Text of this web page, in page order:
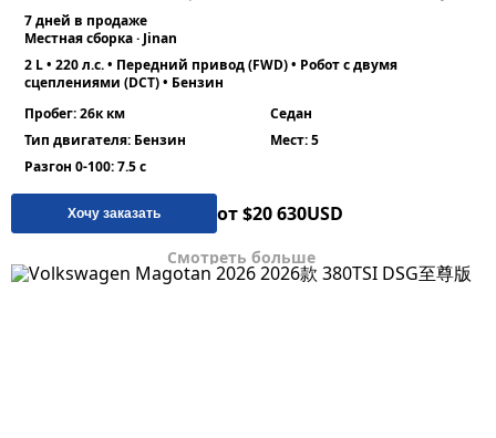
7 дней в продаже
Местная сборка · Jinan
2 L • 220 л.с. • Передний привод (FWD) • Робот с двумя
сцеплениями (DCT) • Бензин
Пробег: 26к км
Седан
Тип двигателя: Бензин
Мест: 5
Разгон 0-100: 7.5 с
Хочу заказать от $20 630USD
Смотреть больше